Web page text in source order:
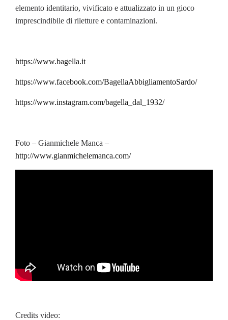
elemento identitario, vivificato e attualizzato in un gioco
imprescindibile di riletture e contaminazioni.
https://www.bagella.it
https://www.facebook.com/BagellaAbbigliamentoSardo/
https://www.instagram.com/bagella_dal_1932/
Foto – Gianmichele Manca –
http://www.gianmichelemanca.com/
Credits video: